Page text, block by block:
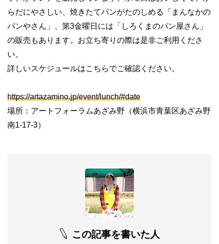
らだにやさしい、焼きたてパンがたのしめる「まんなかの
パンやさん」、第3金曜日には「しろくまのパン屋さん」
の販売もあります。お立ち寄りの際は是非ご利用くださ
い。
詳しいスケジュールはこちらでご確認ください。
https://artazamino.jp/event/lunch/#date
場所：アートフォーラムあざみ野（横浜市青葉区あざみ野
南1-17-3）
この記事を書いた人